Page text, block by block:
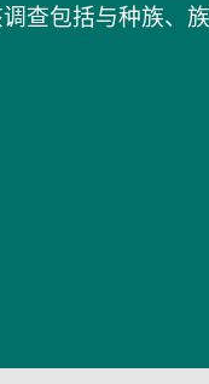
查包括与种族、